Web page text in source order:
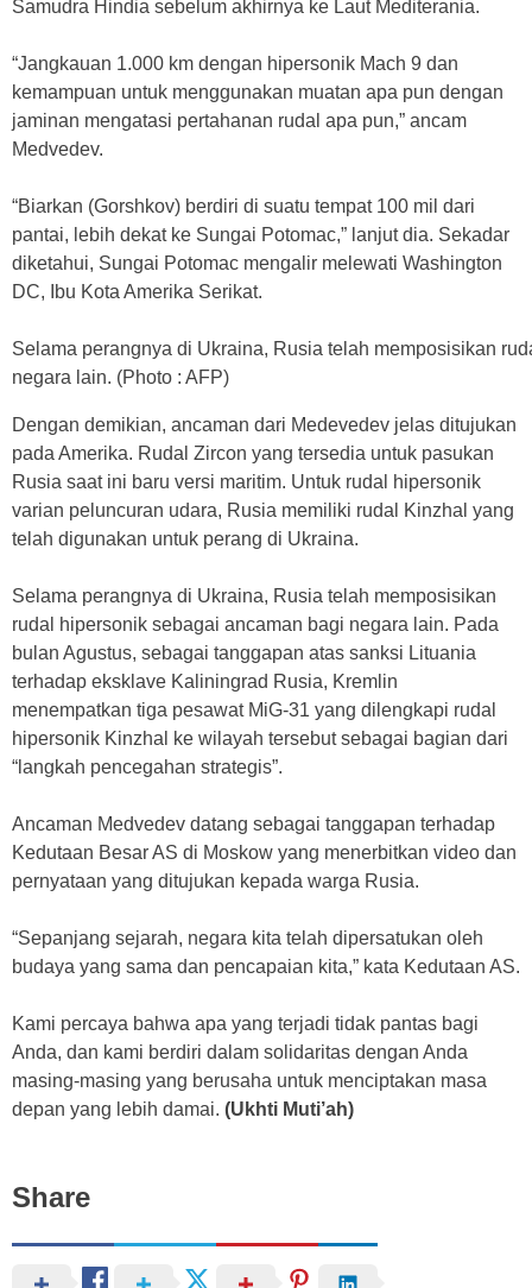
Samudra Hindia sebelum akhirnya ke Laut Mediterania.
“Jangkauan 1.000 km dengan hipersonik Mach 9 dan
kemampuan untuk menggunakan muatan apa pun dengan
jaminan mengatasi pertahanan rudal apa pun,” ancam
Medvedev.
“Biarkan (Gorshkov) berdiri di suatu tempat 100 mil dari
pantai, lebih dekat ke Sungai Potomac,” lanjut dia. Sekadar
diketahui, Sungai Potomac mengalir melewati Washington
DC, Ibu Kota Amerika Serikat.
Selama perangnya di Ukraina, Rusia telah memposisikan
negara lain. (Photo : AFP)
Dengan demikian, ancaman dari Medevedev jelas ditujukan
pada Amerika. Rudal Zircon yang tersedia untuk pasukan
Rusia saat ini baru versi maritim. Untuk rudal hipersonik
varian peluncuran udara, Rusia memiliki rudal Kinzhal yang
telah digunakan untuk perang di Ukraina.
Selama perangnya di Ukraina, Rusia telah memposisikan
rudal hipersonik sebagai ancaman bagi negara lain. Pada
bulan Agustus, sebagai tanggapan atas sanksi Lituania
terhadap eksklave Kaliningrad Rusia, Kremlin
menempatkan tiga pesawat MiG-31 yang dilengkapi rudal
hipersonik Kinzhal ke wilayah tersebut sebagai bagian dari
“langkah pencegahan strategis”.
Ancaman Medvedev datang sebagai tanggapan terhadap
Kedutaan Besar AS di Moskow yang menerbitkan video dan
pernyataan yang ditujukan kepada warga Rusia.
“Sepanjang sejarah, negara kita telah dipersatukan oleh
budaya yang sama dan pencapaian kita,” kata Kedutaan AS.
Kami percaya bahwa apa yang terjadi tidak pantas bagi
Anda, dan kami berdiri dalam solidaritas dengan Anda
masing-masing yang berusaha untuk menciptakan masa
depan yang lebih damai. (Ukhti Muti’ah)
Share